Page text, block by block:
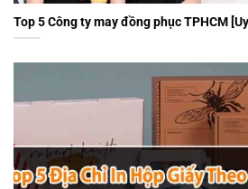
Top 5 Công ty may đồng phục TPHCM